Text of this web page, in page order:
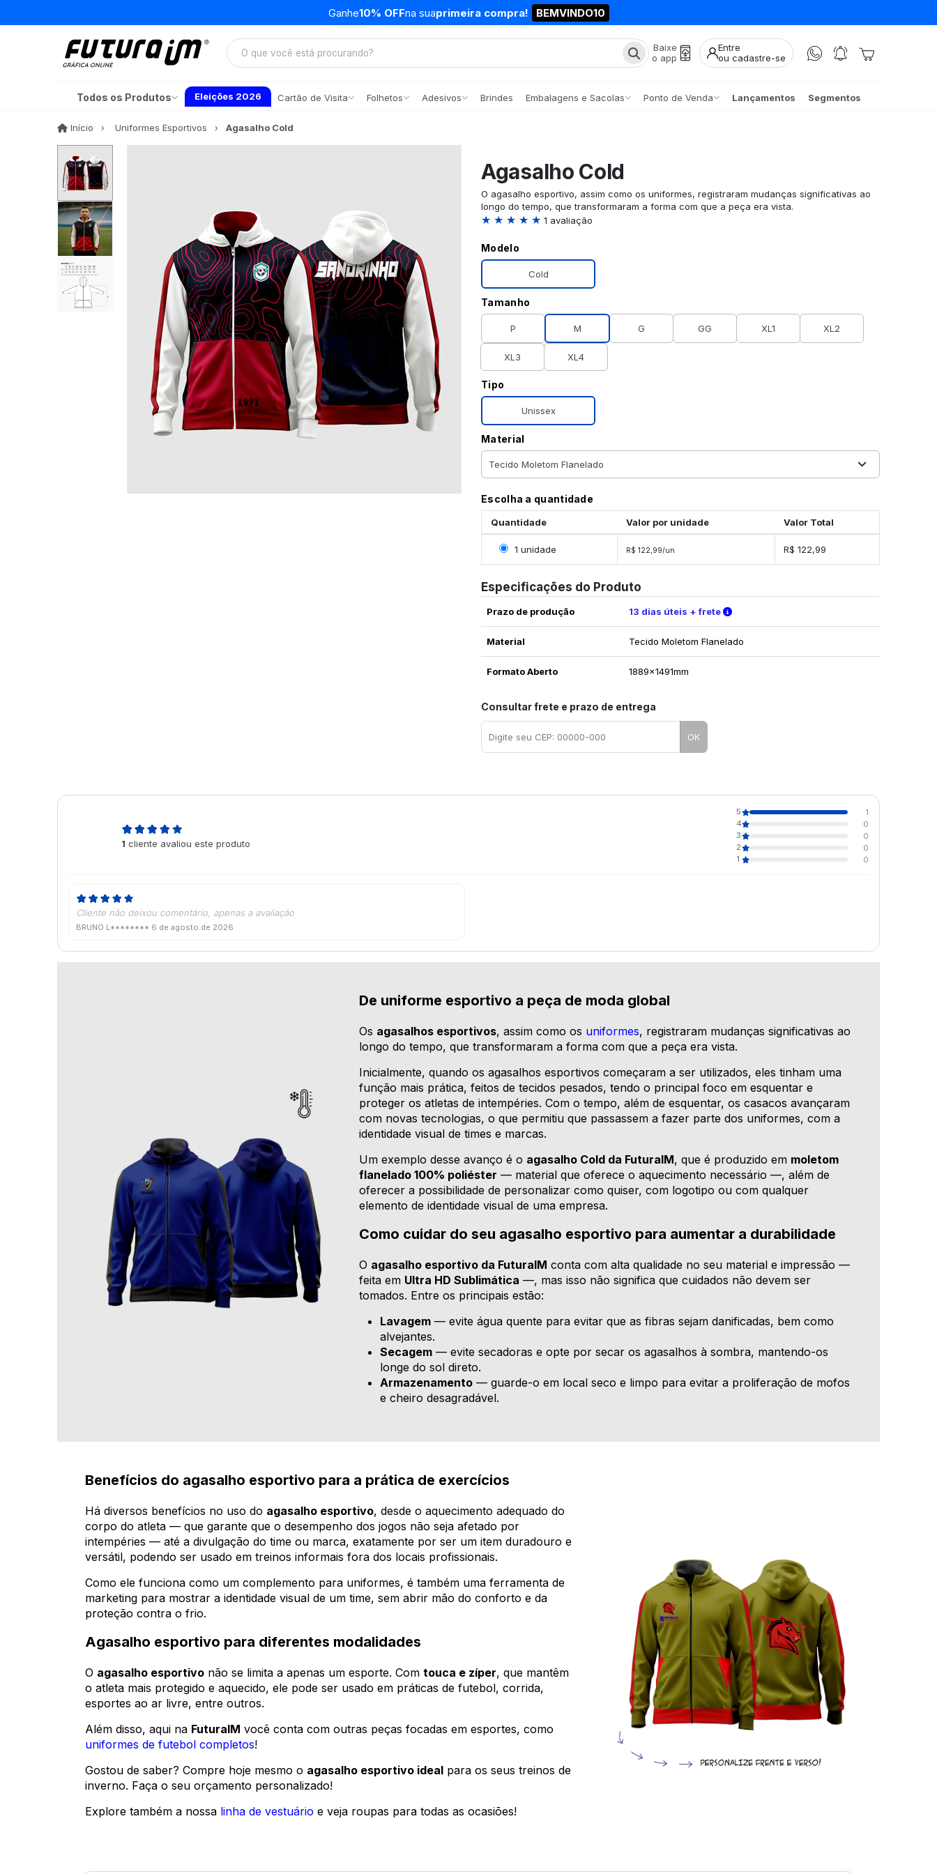
Ganhe10% OFFna suaprimeira compra! BEMVINDO10
Baixe
o app
Entre
ou cadastre-se
Todos os Produtos Eleições 2026 Cartão de Visita Folhetos Adesivos Brindes Embalagens e Sacolas Ponto de Venda Lançamentos Segmentos
Início InícioUniformes Esportivos Agasalho Cold
Agasalho Cold
O agasalho esportivo, assim como os uniformes, registraram mudanças significativas ao
longo do tempo, que transformaram a forma com que a peça era vista.
★ ★ ★ ★ ★ 1 avaliação
Modelo
Cold
Tamanho
P M G GG XL1 XL2
XL3 XL4
Tipo
Unissex
Material
Escolha a quantidade
Quantidade Valor por unidade Valor Total
Selecionar 1 unidade
1 unidade R$ 122,99/un R$ 122,99
Especificações do Produto
Prazo de produção 13 dias úteis + frete Verifique as condições de entrega
Material Tecido Moletom Flanelado
Formato Aberto 1889x1491mm
Consultar frete e prazo de entrega
OK
1 cliente avaliou este produto
5
1
4
0
3
0
2
0
1
0
Cliente não deixou comentário, apenas a avaliação
BRUNO L******** 6 de agosto de 2026
De uniforme esportivo a peça de moda global
Os agasalhos esportivos, assim como os uniformes, registraram mudanças significativas ao
longo do tempo, que transformaram a forma com que a peça era vista.
Inicialmente, quando os agasalhos esportivos começaram a ser utilizados, eles tinham uma
função mais prática, feitos de tecidos pesados, tendo o principal foco em esquentar e
proteger os atletas de intempéries. Com o tempo, além de esquentar, os casacos avançaram
com novas tecnologias, o que permitiu que passassem a fazer parte dos uniformes, com a
identidade visual de times e marcas.
Um exemplo desse avanço é o agasalho Cold da FuturaIM, que é produzido em moletom
flanelado 100% poliéster — material que oferece o aquecimento necessário —, além de
oferecer a possibilidade de personalizar como quiser, com logotipo ou com qualquer
elemento de identidade visual de uma empresa.
Como cuidar do seu agasalho esportivo para aumentar a durabilidade
O agasalho esportivo da FuturaIM conta com alta qualidade no seu material e impressão —
feita em Ultra HD Sublimática —, mas isso não significa que cuidados não devem ser
tomados. Entre os principais estão:
Lavagem — evite água quente para evitar que as fibras sejam danificadas, bem como
alvejantes.
Secagem — evite secadoras e opte por secar os agasalhos à sombra, mantendo-os
longe do sol direto.
Armazenamento — guarde-o em local seco e limpo para evitar a proliferação de mofos
e cheiro desagradável.
Benefícios do agasalho esportivo para a prática de exercícios
Há diversos benefícios no uso do agasalho esportivo, desde o aquecimento adequado do
corpo do atleta — que garante que o desempenho dos jogos não seja afetado por
intempéries — até a divulgação do time ou marca, exatamente por ser um item duradouro e
versátil, podendo ser usado em treinos informais fora dos locais profissionais.
Como ele funciona como um complemento para uniformes, é também uma ferramenta de
marketing para mostrar a identidade visual de um time, sem abrir mão do conforto e da
proteção contra o frio.
Agasalho esportivo para diferentes modalidades
O agasalho esportivo não se limita a apenas um esporte. Com touca e zíper, que mantêm
o atleta mais protegido e aquecido, ele pode ser usado em práticas de futebol, corrida,
esportes ao ar livre, entre outros.
Além disso, aqui na FuturaIM você conta com outras peças focadas em esportes, como
uniformes de futebol completos!
Gostou de saber? Compre hoje mesmo o agasalho esportivo ideal para os seus treinos de
inverno. Faça o seu orçamento personalizado!
Explore também a nossa linha de vestuário e veja roupas para todas as ocasiões!